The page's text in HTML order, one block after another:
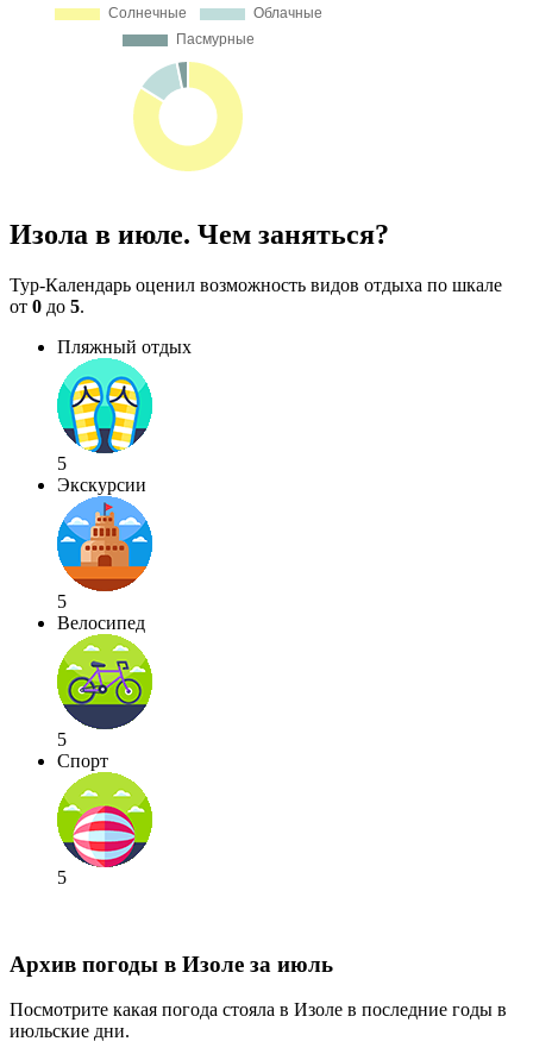
Изола в июле. Чем заняться?
Тур-Календарь оценил возможность видов отдыха по шкале
от 0 до 5.
Пляжный отдых
5
Экскурсии
5
Велосипед
5
Спорт
5
Архив погоды в Изоле за июль
Посмотрите какая погода стояла в Изоле в последние годы в
июльские дни.